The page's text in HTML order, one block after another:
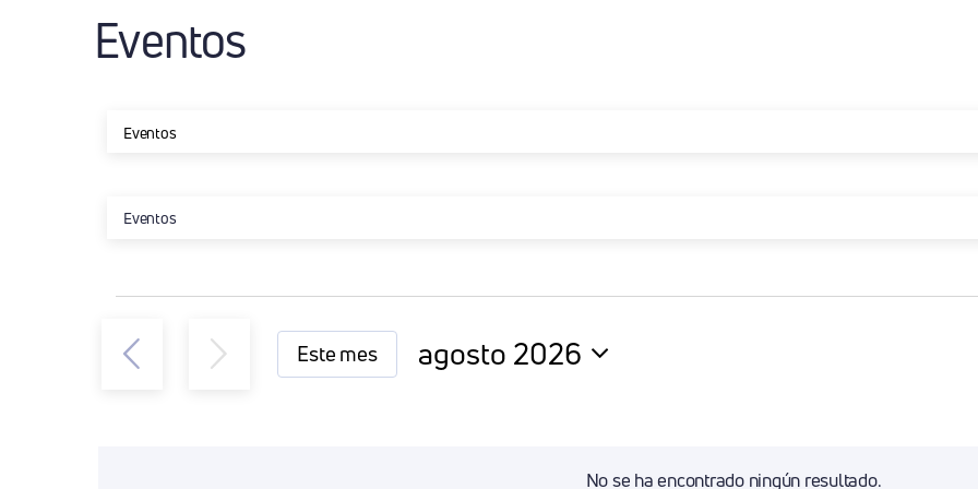
Eventos
Eventos
Eventos
Eventos
No se ha encontrado ningún resultado.
Este mes
agosto 2026